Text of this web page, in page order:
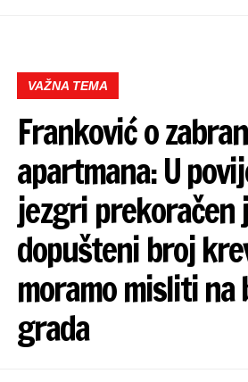
VAŽNA TEMA
Franković o
apartmana: U
jezgri prekoračen
dopušteni broj
moramo misliti na
grada